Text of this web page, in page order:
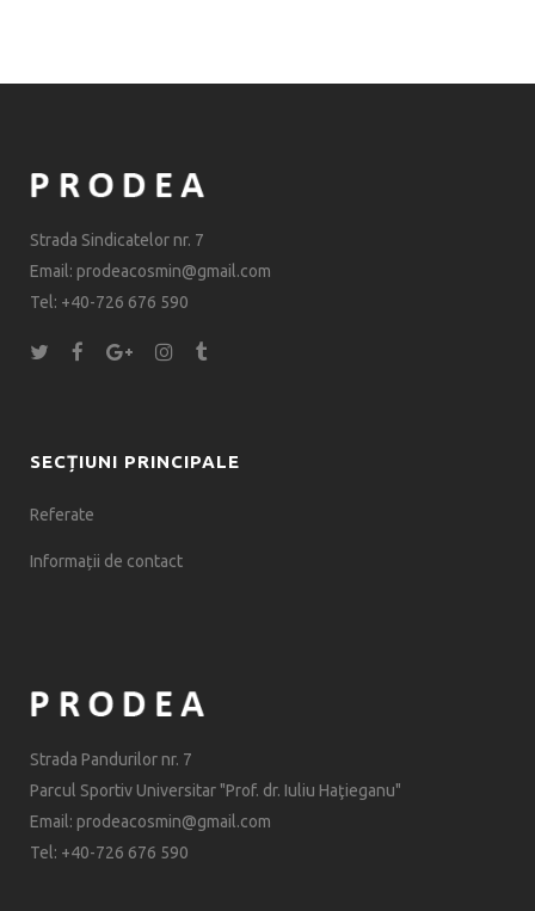
Strada Sindicatelor nr. 7
Email: prodeacosmin@gmail.com
Tel: +40-726 676 590
SECȚIUNI PRINCIPALE
Referate
Informații de contact
Strada Pandurilor nr. 7
Parcul Sportiv Universitar "Prof. dr. Iuliu Haţieganu"
Email: prodeacosmin@gmail.com
Tel: +40-726 676 590